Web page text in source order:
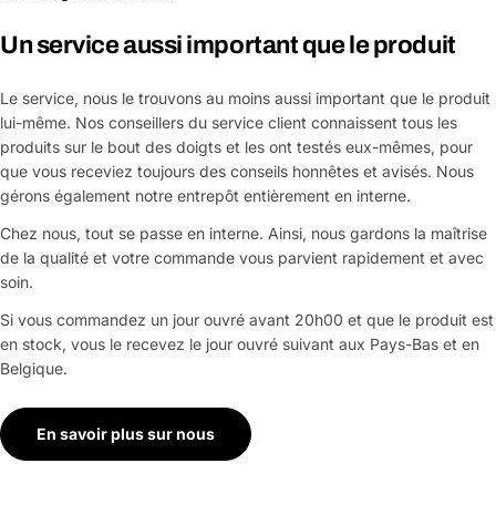
Un service aussi important que le produit
Le service, nous le trouvons au moins aussi important que le produit
lui-même. Nos conseillers du service client connaissent tous les
produits sur le bout des doigts et les ont testés eux-mêmes, pour
que vous receviez toujours des conseils honnêtes et avisés. Nous
gérons également notre entrepôt entièrement en interne.
Chez nous, tout se passe en interne. Ainsi, nous gardons la maîtrise
de la qualité et votre commande vous parvient rapidement et avec
soin.
Si vous commandez un jour ouvré avant 20h00 et que le produit est
en stock, vous le recevez le jour ouvré suivant aux Pays-Bas et en
Belgique.
En savoir plus sur nous